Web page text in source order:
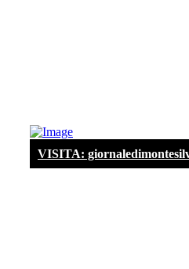
VISITA: